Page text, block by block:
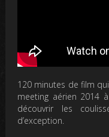
120 minutes de film
meeting aérien 2014
découvrir les
d’exception.